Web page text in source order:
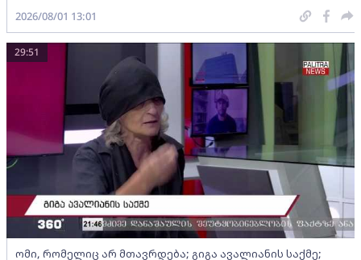
2026/08/01 13:01
ომი, რომელიც არ მთავრდება; გიგა ავალიანის საქმე;
29:51